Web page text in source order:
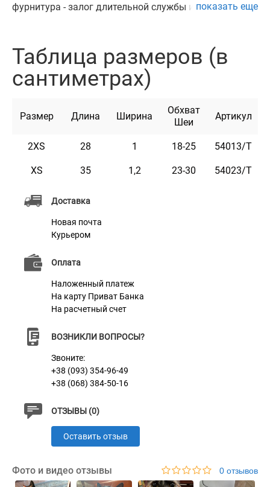
Доставка
Новая почта
Курьером
Оплата
Наложенный платеж
На карту Приват Банка
На расчетный счет
ВОЗНИКЛИ ВОПРОСЫ?
Звоните:
+38 (093) 354-96-49
+38 (068) 384-50-16
ОТЗЫВЫ (0)
Оставить отзыв
Фото и видео отзывы 0 отзывов
фурнитура - залог длительной службы изделия.
Этот ошейник может быть укомплектован
адресником из стали на заклепках с возможностью
наносится высокоточным лазерным оборудованием.
коричневый, красный, бирюзовый, розовый и
фиолетовый.
Характеристики
Материал Натуральная кожа
Пряжка Метал
Цвет Красный
показать еще
Таблица размеров (в
сантиметрах)
Размер Длина Ширина
Обхват
Шеи
Артикул
2XS 28 1 18-25 54013/Т
XS 35 1,2 23-30 54023/Т